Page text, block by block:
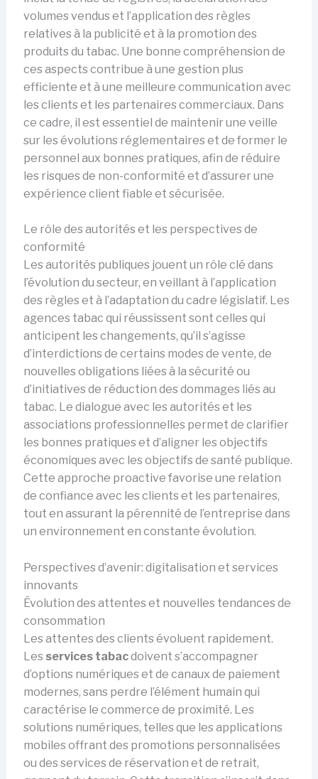
volumes vendus et l’application des règles
relatives à la publicité et à la promotion des
produits du tabac. Une bonne compréhension de
ces aspects contribue à une gestion plus
efficiente et à une meilleure communication avec
les clients et les partenaires commerciaux. Dans
ce cadre, il est essentiel de maintenir une veille
sur les évolutions réglementaires et de former le
personnel aux bonnes pratiques, afin de réduire
les risques de non-conformité et d’assurer une
expérience client fiable et sécurisée.
Le rôle des autorités et les perspectives de
conformité
Les autorités publiques jouent un rôle clé dans
l’évolution du secteur, en veillant à l’application
des règles et à l’adaptation du cadre législatif. Les
agences tabac qui réussissent sont celles qui
anticipent les changements, qu’il s’agisse
d’interdictions de certains modes de vente, de
nouvelles obligations liées à la sécurité ou
d’initiatives de réduction des dommages liés au
tabac. Le dialogue avec les autorités et les
associations professionnelles permet de clarifier
les bonnes pratiques et d’aligner les objectifs
économiques avec les objectifs de santé publique.
Cette approche proactive favorise une relation
de confiance avec les clients et les partenaires,
tout en assurant la pérennité de l’entreprise dans
un environnement en constante évolution.
Perspectives d’avenir: digitalisation et services
innovants
Évolution des attentes et nouvelles tendances de
consommation
Les attentes des clients évoluent rapidement.
Les services tabacdoivent s’accompagner
d’options numériques et de canaux de paiement
modernes, sans perdre l’élément humain qui
caractérise le commerce de proximité. Les
solutions numériques, telles que les applications
mobiles offrant des promotions personnalisées
ou des services de réservation et de retrait,